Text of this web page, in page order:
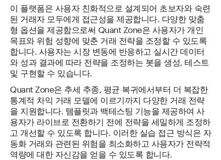
이 플랫폼은 사용자 친화적으로 설계되어 초보자와 숙련
된 거래자 모두에게 접근성을 제공합니다. 다양한 맞춤
형 옵션을 제공함으로써 Quant Zone은 사용자가 개인
목표와 위험 성향에 맞춘 거래 전략을 조정할 수 있도록
합니다. 사용자는 시장 변동에 반응하고 실시간 데이터
와 성과 결과에 따라 전략을 조정하는 봇을 생성, 테스트
및 구현할 수 있습니다.
Quant Zone은 추세 추종, 평균 복귀에서부터 더 복잡한
통계적 차익 거래 모델에 이르기까지 다양한 거래 전략
을 지원합니다. 템플릿과 백테스팅 기능을 제공하여 사
용자가 라이브로 전환하기 전에 전략을 세밀하게 조정하
고 개선할 수 있도록 합니다. 이러한 실습 접근 방식은 자
동화 거래와 관련된 위험을 최소화하고 사용자가 전략적
역량에 대한 자신감을 얻을 수 있도록 합니다.